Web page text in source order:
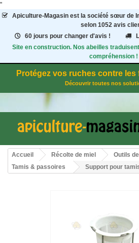
"
Apiculture-Magasinest la société sœur de
selon 1052 avis
60 jours pour changer d'avis !
Site en construction. Nos abeilles
compréhension !
Protégez vos ruches contre
Découvrir toutes nos
Accueil Récolte de miel
Outils
Tamis & passoires
Support pour